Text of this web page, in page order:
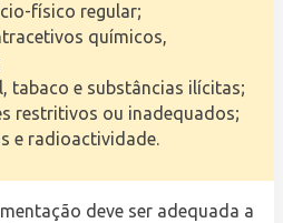
físico regular;
químicos,
tabaco e substâncias ilícitas;
restritivos ou inadequados;
e radioactividade.
deve ser adequada a